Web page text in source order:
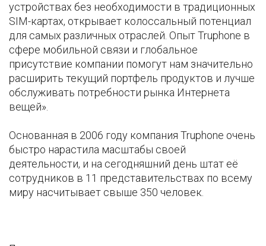
устройствах без необходимости в традиционных
SIM-картах, открывает колоссальный потенциал
для самых различных отраслей. Опыт Truphone в
сфере мобильной связи и глобальное
присутствие компании помогут нам значительно
расширить текущий портфель продуктов и лучше
обслуживать потребности рынка Интернета
вещей».
Основанная в 2006 году компания Truphone очень
быстро нарастила масштабы своей
деятельности, и на сегодняшний день штат её
сотрудников в 11 представительствах по всему
миру насчитывает свыше 350 человек.